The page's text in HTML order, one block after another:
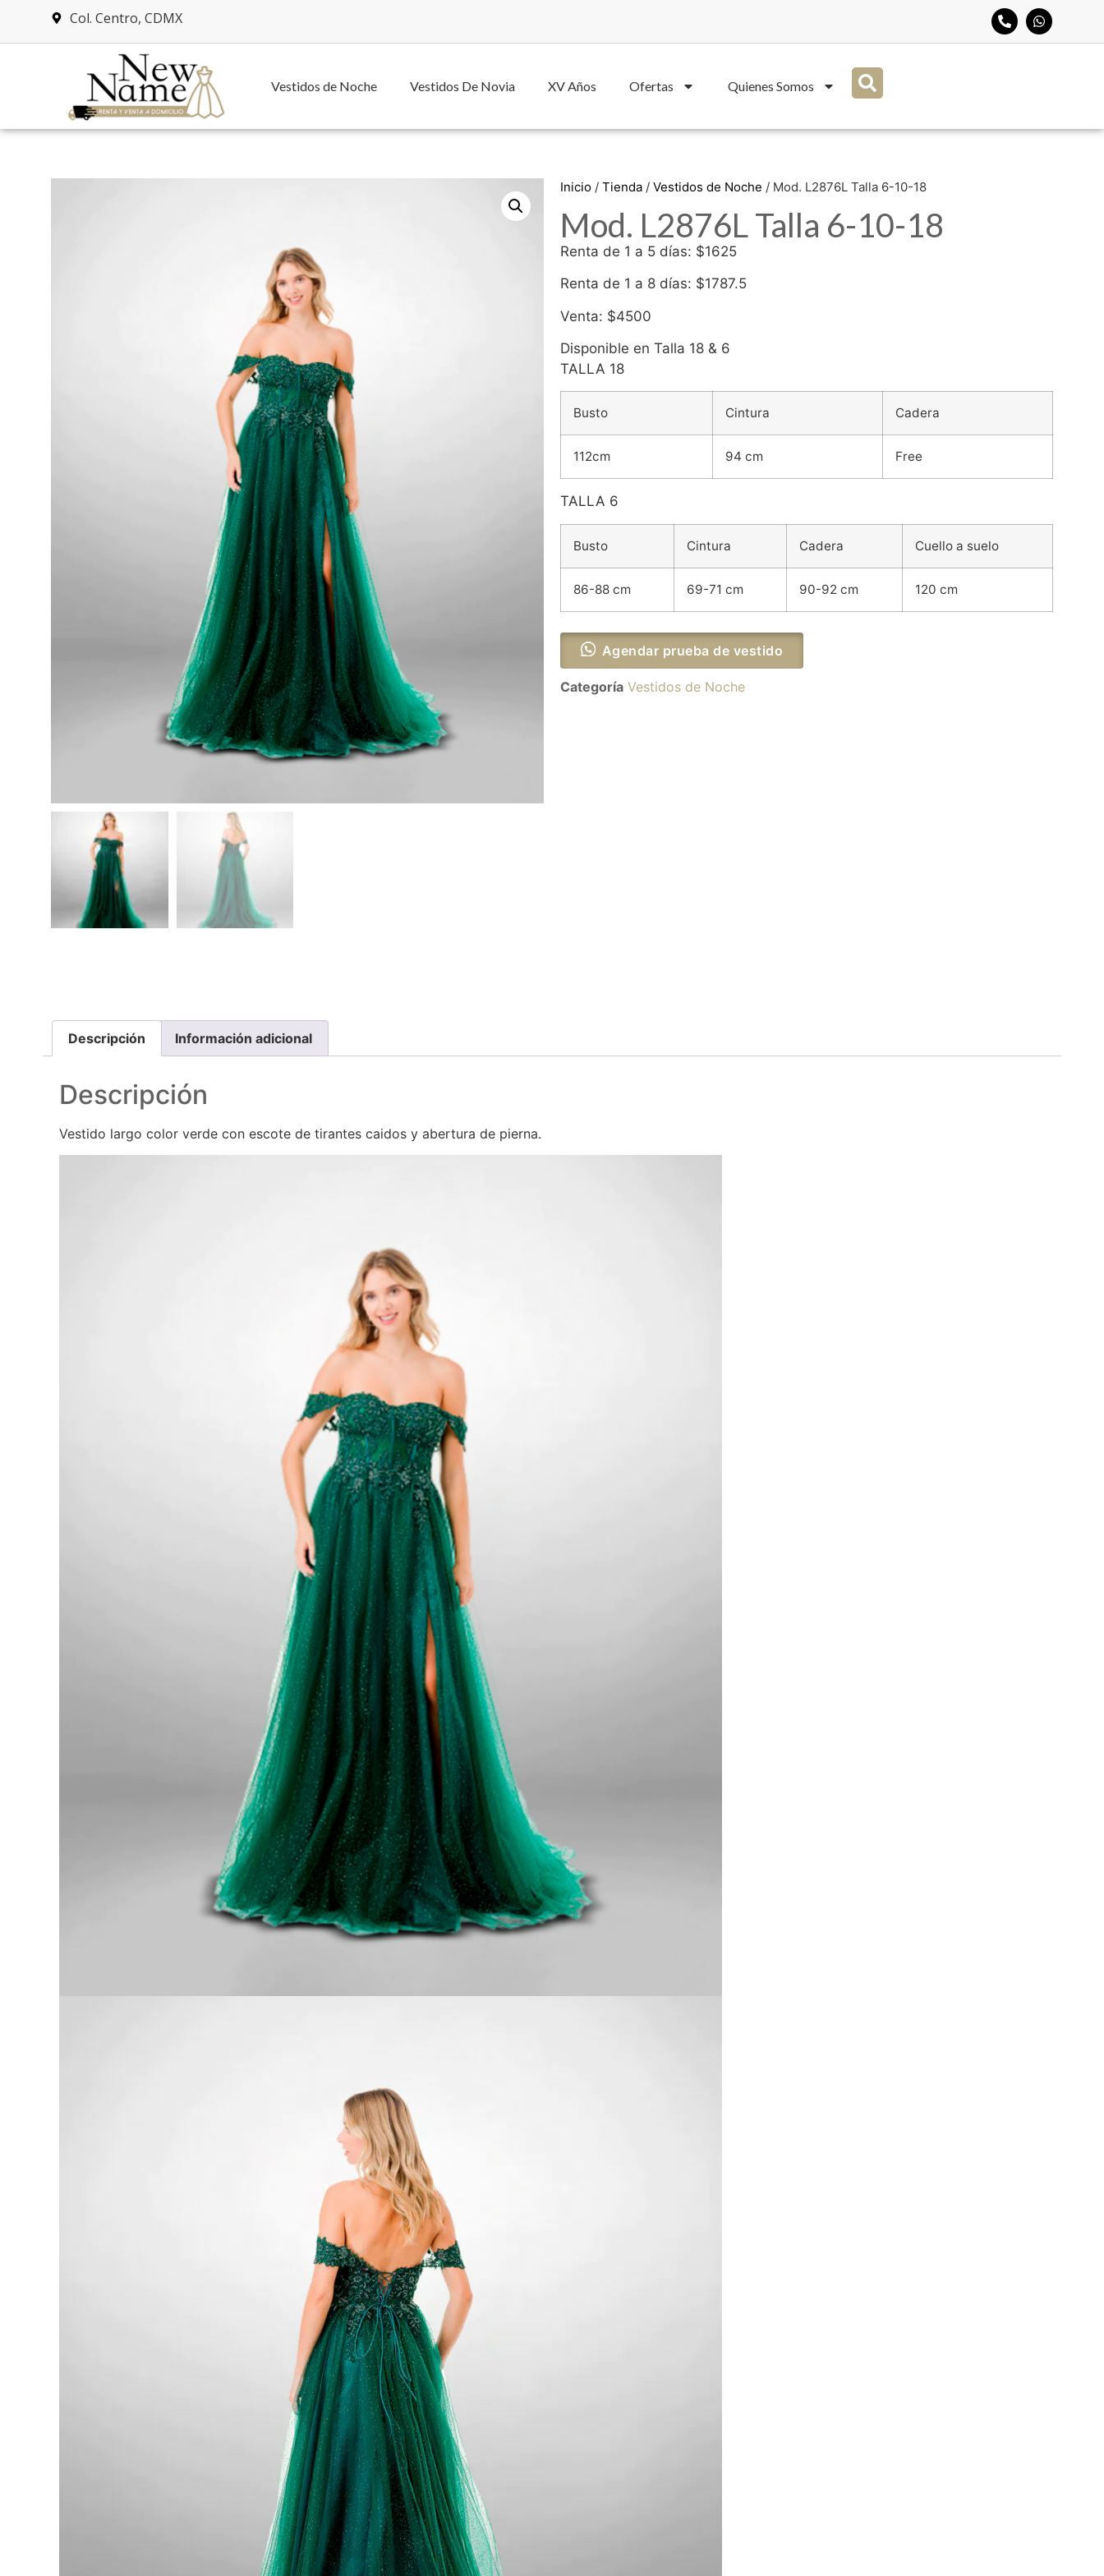
Col. Centro, CDMX
Vestidos de Noche Vestidos De Novia XV Años Ofertas Quienes Somos
Inicio / Tienda / Vestidos de Noche / Mod. L2876L Talla 6-10-18
Mod. L2876L Talla 6-10-18
Renta de 1 a 5 días: $1625
Renta de 1 a 8 días: $1787.5
Venta: $4500
Disponible en Talla 18 & 6
TALLA 18
Busto Cintura Cadera
112cm 94 cm Free
TALLA 6
Busto Cintura Cadera Cuello a suelo
86-88 cm 69-71 cm 90-92 cm 120 cm
Agendar prueba de vestido
Categoría Vestidos de Noche
Descripción Información adicional
Descripción
Vestido largo color verde con escote de tirantes caidos y abertura de pierna.